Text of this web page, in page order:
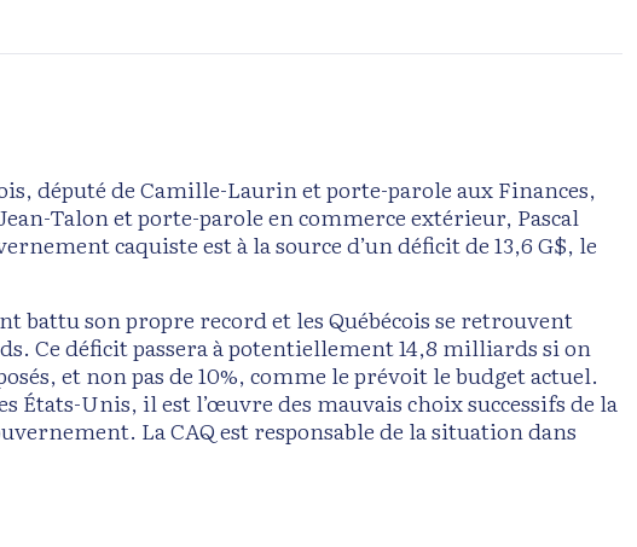
député de Camille-Laurin et porte-parole aux Finances,
Talon et porte-parole en commerce extérieur, Pascal
caquiste est à la source d’un déficit de 13,6 G$, le
battu son propre record et les Québécois se retrouvent
Ce déficit passera à potentiellement 14,8 milliards si on
et non pas de 10%, comme le prévoit le budget actuel.
États-Unis, il est l’œuvre des mauvais choix successifs de la
La CAQ est responsable de la situation dans